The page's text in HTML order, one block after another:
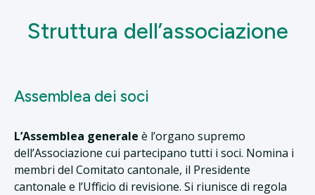
Struttura dell’associazione
Assemblea dei soci
L’Assemblea generale è l’organo supremo
dell’Associazione cui partecipano tutti i soci. Nomina i
membri del Comitato cantonale, il Presidente
cantonale e l’Ufficio di revisione. Si riunisce di regola